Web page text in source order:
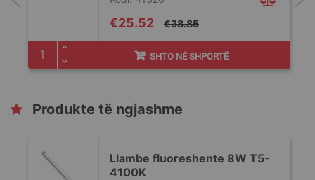
Special
Price
€25.52 €38.85
SHTO NË SHPORTË
Produkte të ngjashme
Llambe fluoreshente 8W T5-
4100K